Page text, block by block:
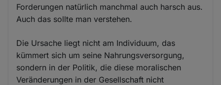
Forderungen natürlich manchmal auch harsch aus.
Auch das sollte man verstehen.
Die Ursache liegt nicht am Individuum, das
kümmert sich um seine Nahrungsversorgung,
sondern in der Politik, die diese moralischen
Veränderungen in der Gesellschaft nicht